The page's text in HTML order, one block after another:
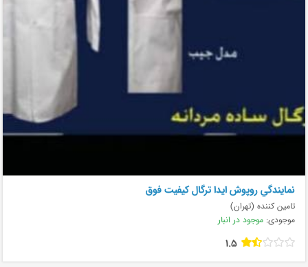
نمايندگي روپوش ايدا ترگال كيفيت فوق
تامین کننده (تهران)
موجودی: موجود در انبار
1.5